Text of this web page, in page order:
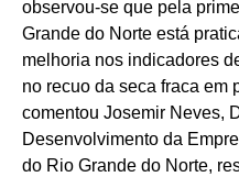
observou-se que pela
Grande do Norte está
melhoria nos indicadores
no recuo da seca fraca em
comentou Josemir Neves,
Desenvolvimento da
do Rio Grande do Norte,